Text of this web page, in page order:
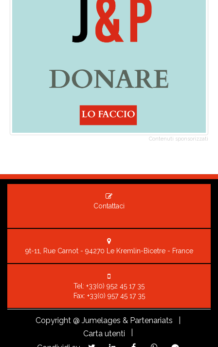
Contenuti sponsorizzati
Contattaci
9t-11, Rue Carnot - 94270 Le Kremlin-Bicetre - France
Tel: +33(0) 952 45 17 35
Fax: +33(0) 957 45 17 35
Copyright@ Jumelages & Partenariats |
Carta utenti